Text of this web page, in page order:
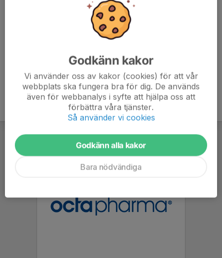
Godkänn kakor
Vi använder oss av kakor (cookies) för att vår
webbplats ska fungera bra för dig. De används
även för webbanalys i syfte att hjälpa oss att
förbättra våra tjänster.
Så använder vi cookies
Godkänn alla kakor
Bara nödvändiga